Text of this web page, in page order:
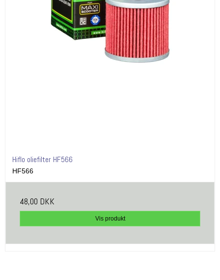
Hiflo oliefilter HF566
HF566
48,00 DKK
Vis produkt